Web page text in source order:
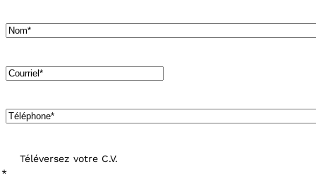
Nom
Courriel
Téléphone
Téléversez votre C.V.